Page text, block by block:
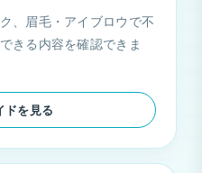
、眉毛・アイブロウで不
きる内容を確認できま
ドを見る